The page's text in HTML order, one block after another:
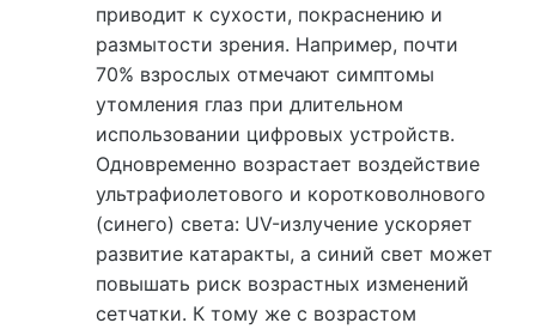
приводит к сухости, покраснению и
размытости зрения. Например, почти
70% взрослых отмечают симптомы
утомления глаз при длительном
использовании цифровых устройств.
Одновременно возрастает воздействие
ультрафиолетового и коротковолнового
(синего) света: UV-излучение ускоряет
развитие катаракты, а синий свет может
повышать риск возрастных изменений
сетчатки. К тому же с возрастом